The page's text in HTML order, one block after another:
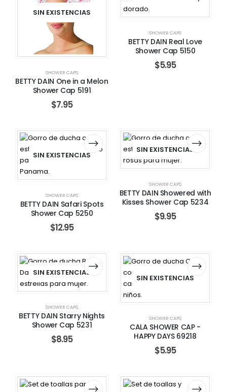
SIN EXISTENCIAS
SHOWER CAPS
BETTY DAIN One in a Melon
Shower Cap 5191
$7.95
SHOWER CAPS
BETTY DAIN Real Love
Shower Cap 5150
$5.95
SIN EXISTENCIAS
SHOWER CAPS
BETTY DAIN Safari Spots
Shower Cap 5250
$12.95
SIN EXISTENCIAS
SHOWER CAPS
BETTY DAIN Showered with
Kisses Shower Cap 5234
$9.95
SIN EXISTENCIAS
SHOWER CAPS
BETTY DAIN Starry Nights
Shower Cap 5231
$8.95
SIN EXISTENCIAS
SHOWER CAPS
CALA SHOWER CAP -
HAPPY DAYS 69218
$5.95